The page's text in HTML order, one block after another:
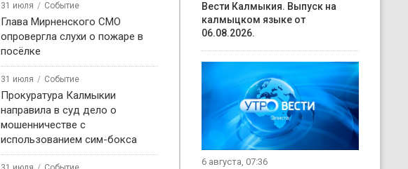
31 июля Событие
Глава Мирненского СМО
опровергла слухи о пожаре в
посёлке
31 июля Событие
Прокуратура Калмыкии
направила в суд дело о
мошенничестве с
использованием сим-бокса
Вести Калмыкия. Выпуск на
калмыцком языке от
06.08.2026.
6 августа, 07:36